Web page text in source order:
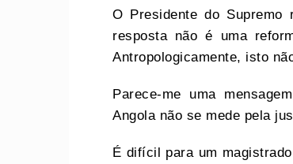
O Presidente do
resposta não é uma
Antropologicamente, isto
Parece-me uma
Angola não se mede pela
É difícil para um